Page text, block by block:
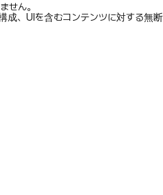
せん。
、UIを含むコンテンツに対する無